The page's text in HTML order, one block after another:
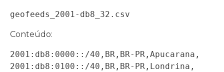
geofeeds_2001-db8_32.csv
Conteúdo:
2001:db8:0000::/40,BR,BR-PR,Apucarana,
2001:db8:0100::/40,BR,BR-PR,Londrina,